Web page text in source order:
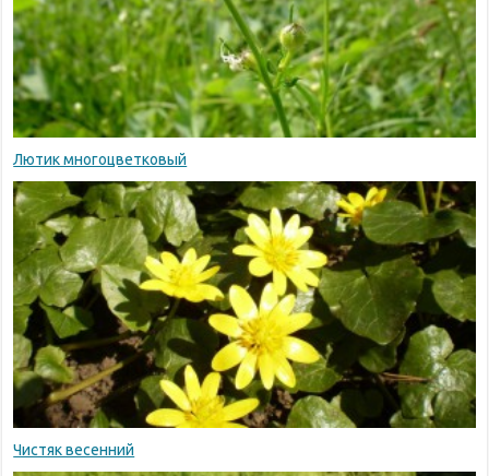
Лютик многоцветковый
Чистяк весенний